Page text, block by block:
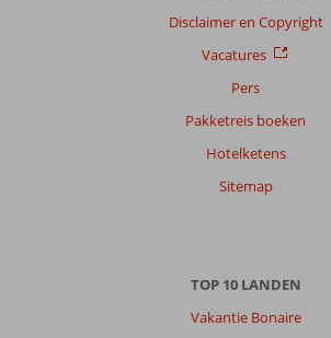
Disclaimer en Copyright
Vacatures
Pers
Pakketreis boeken
Hotelketens
Sitemap
TOP 10 LANDEN
Vakantie Bonaire